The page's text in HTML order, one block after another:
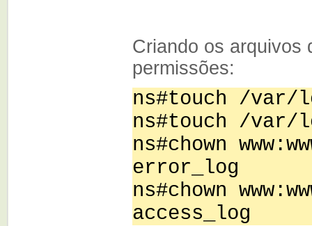
Criando os arquivos
permissões:
ns#touch /var/
ns#touch /var/
ns#chown
error_log
ns#chown
access_log